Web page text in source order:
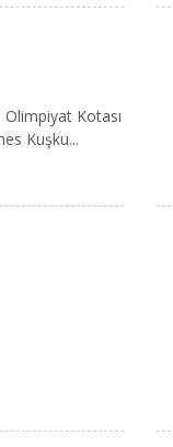
Olimpiyat Kotası
Kuşku...